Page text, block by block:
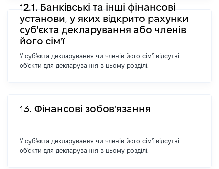
12.1. Банківські та інші фінансові
установи, у яких відкрито рахунки
суб'єкта декларування або членів
його сім'ї
У суб'єкта декларування чи членів його сім'ї відсутні
об'єкти для декларування в цьому розділі.
13. Фінансові зобов'язання
У суб'єкта декларування чи членів його сім'ї відсутні
об'єкти для декларування в цьому розділі.